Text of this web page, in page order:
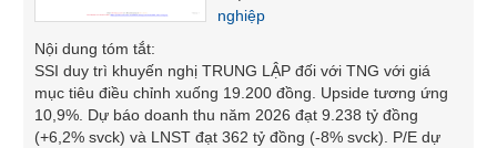
nghiệp
Nội dung tóm tắt:
SSI duy trì khuyến nghị TRUNG LẬP đối với TNG với giá
mục tiêu điều chỉnh xuống 19.200 đồng. Upside tương ứng
10,9%. Dự báo doanh thu năm 2026 đạt 9.238 tỷ đồng
(+6,2% svck) và LNST đạt 362 tỷ đồng (-8% svck). P/E dự
CÔNG
NGHỆ
THÔNG